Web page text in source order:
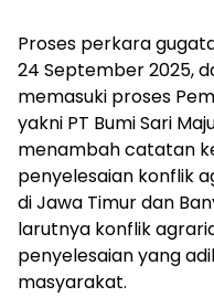
Proses perkara
24 September 2025,
memasuki proses
yakni PT Bumi Sari
menambah catatan
penyelesaian konflik
di Jawa Timur dan
larutnya konflik
penyelesaian yang
masyarakat.